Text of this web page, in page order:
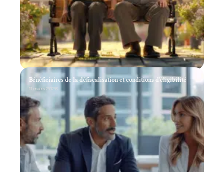
Bénéficiaires de la défiscalisation et conditions d’éligibilité
11 mars 2026